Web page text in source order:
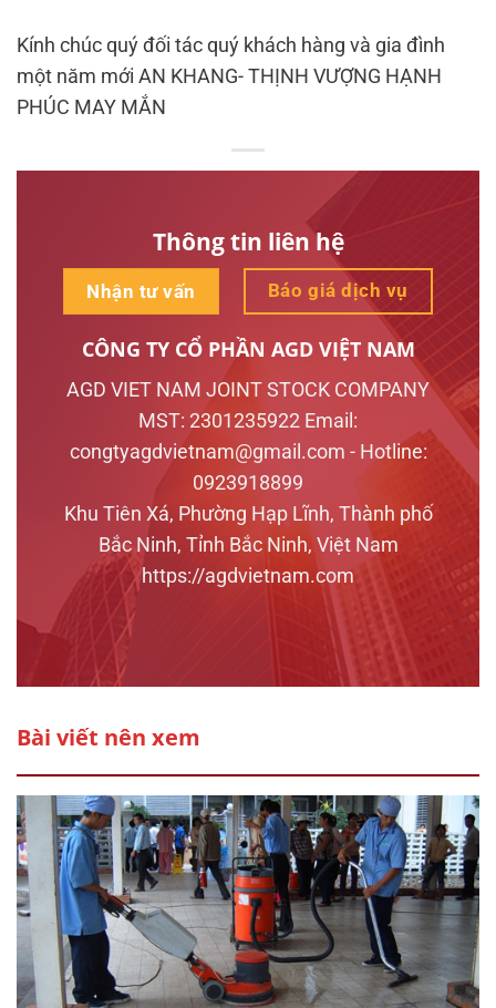
Kính chúc quý đối tác quý khách hàng và gia đình
một năm mới AN KHANG- THỊNH VƯỢNG HẠNH
PHÚC MAY MẮN
Thông tin liên hệ
Nhận tư vấn Báo giá dịch vụ
CÔNG TY CỔ PHẦN AGD VIỆT NAM
AGD VIET NAM JOINT STOCK COMPANY
MST: 2301235922 Email:
congtyagdvietnam@gmail.com - Hotline:
0923918899
Khu Tiên Xá, Phường Hạp Lĩnh, Thành phố
Bắc Ninh, Tỉnh Bắc Ninh, Việt Nam
https://agdvietnam.com
Bài viết nên xem